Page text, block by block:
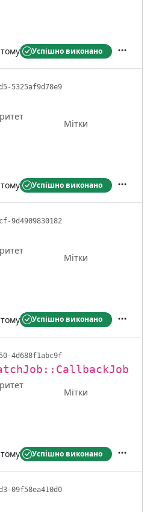
Успішно виконано
5325af9d78e9
Мітки
Успішно виконано
9d4909830182
Мітки
Успішно виконано
4d688f1abc9f
Мітки
Успішно виконано
09f58ea410d0